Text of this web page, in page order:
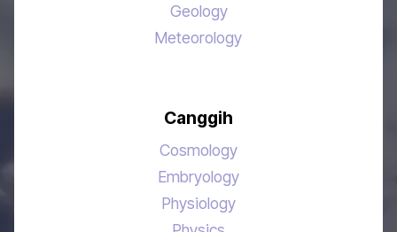
Geology
Meteorology
Canggih
Cosmology
Embryology
Physiology